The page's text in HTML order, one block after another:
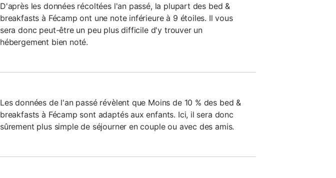
D'après les données récoltées l'an passé, la plupart des bed &
breakfasts à Fécamp ont une note inférieure à 9 étoiles. Il vous
sera donc peut-être un peu plus difficile d'y trouver un
hébergement bien noté.
Les données de l'an passé révèlent que Moins de 10 % des bed &
breakfasts à Fécamp sont adaptés aux enfants. Ici, il sera donc
sûrement plus simple de séjourner en couple ou avec des amis.